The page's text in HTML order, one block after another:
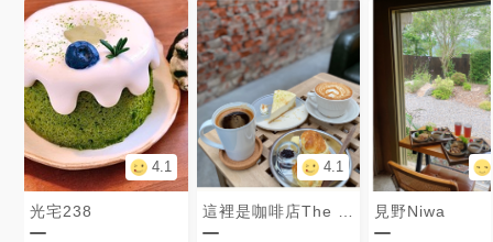
4.1
光宅238
4.1
見野Niwa